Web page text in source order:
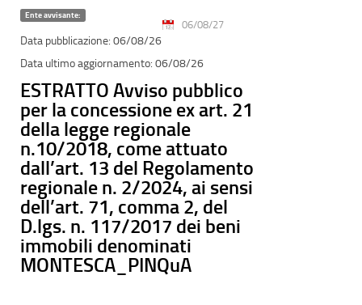
Ente avvisante:
06/08/26
06/08/27
06/08/26
ESTRATTO Avviso pubblico
per la concessione ex art. 21
della legge regionale
n.10/2018, come attuato
dall’art. 13 del Regolamento
regionale n. 2/2024, ai sensi
dell’art. 71, comma 2, del
D.lgs. n. 117/2017 dei beni
immobili denominati
MONTESCA_PINQuA